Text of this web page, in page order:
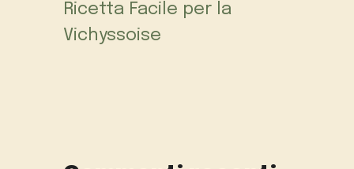
Ricetta Facile per la
Vichyssoise